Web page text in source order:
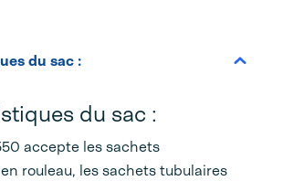
du sac :
du sac :
accepte les sachets
rouleau, les sachets tubulaires